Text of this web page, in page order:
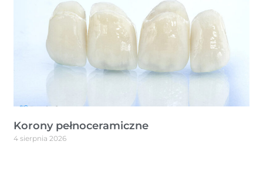
Korony pełnoceramiczne
4 sierpnia 2026